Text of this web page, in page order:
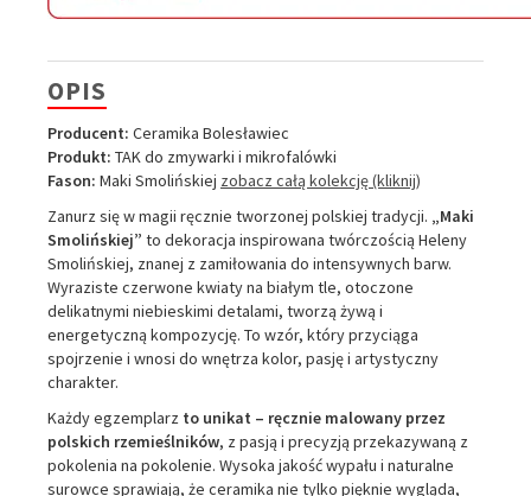
OPIS
Producent: Ceramika Bolesławiec
Produkt: TAK do zmywarki i mikrofalówki
Fason: Maki Smolińskiej zobacz całą kolekcję (kliknij)
Zanurz się w magii ręcznie tworzonej polskiej tradycji. „Maki
Smolińskiej” to dekoracja inspirowana twórczością Heleny
Smolińskiej, znanej z zamiłowania do intensywnych barw.
Wyraziste czerwone kwiaty na białym tle, otoczone
delikatnymi niebieskimi detalami, tworzą żywą i
energetyczną kompozycję. To wzór, który przyciąga
spojrzenie i wnosi do wnętrza kolor, pasję i artystyczny
charakter.
Każdy egzemplarz to unikat – ręcznie malowany przez
polskich rzemieślników, z pasją i precyzją przekazywaną z
pokolenia na pokolenie. Wysoka jakość wypału i naturalne
surowce sprawiają, że ceramika nie tylko pięknie wygląda,